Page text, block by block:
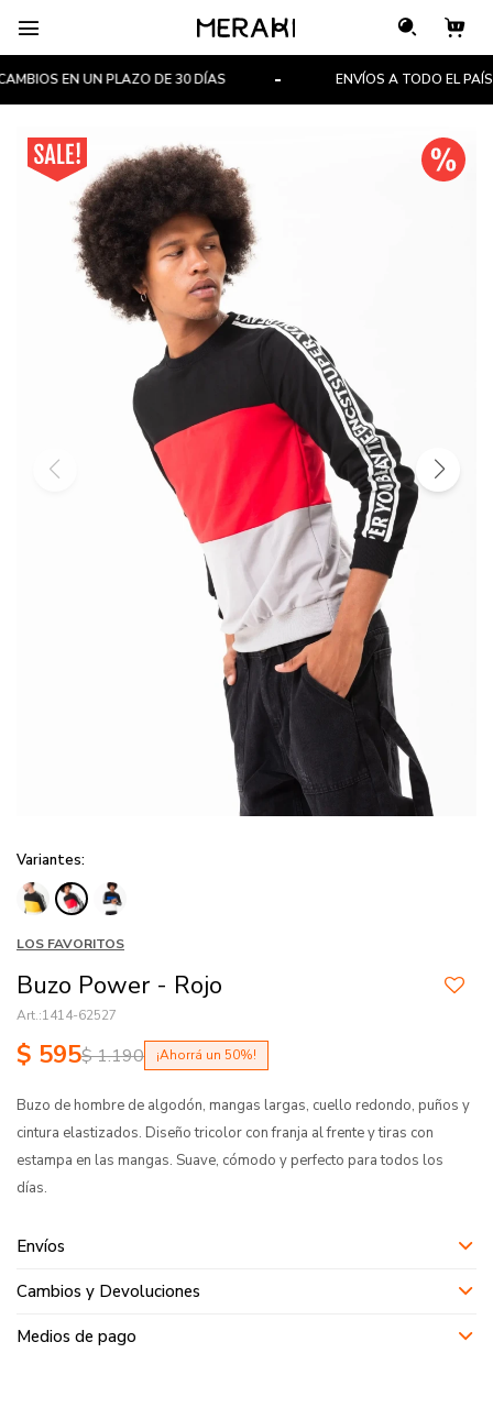

EN UN PLAZO DE 30 DÍAS ENVÍOS A TODO EL PAÍS
LOS FAVORITOS
Buzo Power - Rojo
1414-62527
$ 595$1.190 50
Buzo de hombre de algodón, mangas largas, cuello redondo, puños y
cintura elastizados. Diseño tricolor con franja al frente y tiras con
estampa en las mangas. Suave, cómodo y perfecto para todos los
días.
Variantes:
Envíos
Cambios y Devoluciones
Medios de pago